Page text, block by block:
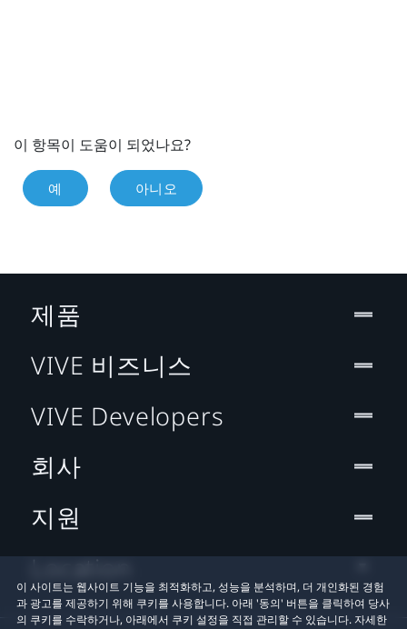
이 항목이 도움이 되었나요?
예 아니오
이 사이트는 웹사이트 기능을 최적화하고, 성능을 분석하며, 더 개인화된 경험
과 광고를 제공하기 위해 쿠키를 사용합니다. 아래 '동의' 버튼을 클릭하여 당사
의 쿠키를 수락하거나, 아래에서 쿠키 설정을 직접 관리할 수 있습니다. 자세한
제품
VIVE 비즈니스
VIVE Developers
회사
지원
Location